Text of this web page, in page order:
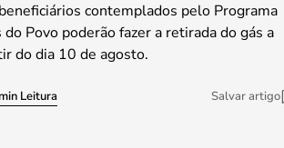
contemplados pelo Programa
do Povo poderão fazer a retirada do gás a
do dia 10 de agosto.
Leitura Salvar artigo